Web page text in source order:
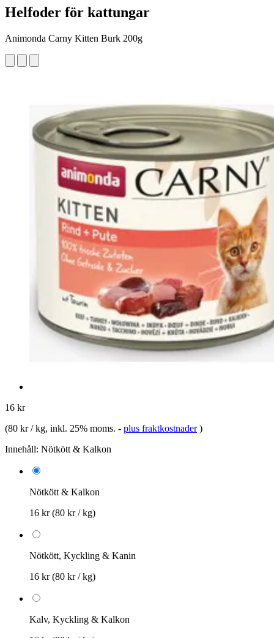
Helfoder för kattungar
Animonda Carny Kitten Burk 200g
16 kr
(80 kr / kg, inkl. 25% moms. - plus fraktkostnader )
Innehåll: Nötkött & Kalkon
Nötkött & Kalkon
16 kr(80 kr / kg)
Nötkött, Kyckling & Kanin
16 kr(80 kr / kg)
Kalv, Kyckling & Kalkon